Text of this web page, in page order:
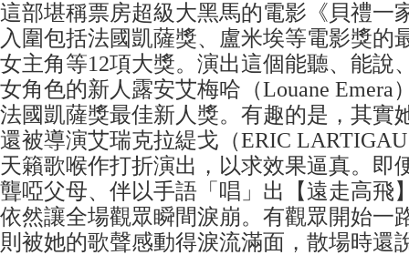
這部堪稱票房超級大黑馬的電影《貝禮一
入圍包括法國凱薩獎、盧米埃等電影獎的
女主角等12項大獎。演出這個能聽、能說
女角色的新人露安艾梅哈（Louane Emera
法國凱薩獎最佳新人獎。有趣的是，其實
還被導演艾瑞克拉緹戈（ERIC
天籟歌喉作打折演出，以求效果逼真。即
聾啞父母、伴以手語「唱」出【遠走高飛
依然讓全場觀眾瞬間淚崩。有觀眾開始一
則被她的歌聲感動得淚流滿面，散場時還